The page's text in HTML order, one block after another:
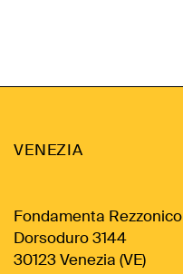
VENEZIA
Fondamenta Rezzonico
Dorsoduro 3144
30123 Venezia (VE)